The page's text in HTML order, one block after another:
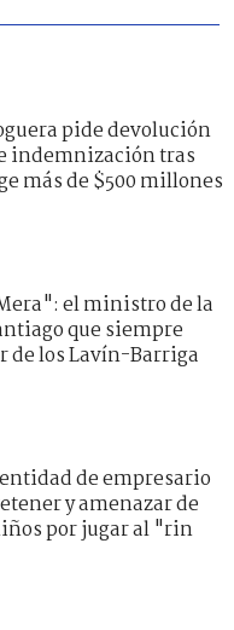
pide devolución
indemnización tras
más de $500 millones
el ministro de la
que siempre
de los Lavín-Barriga
de empresario
y amenazar de
por jugar al "rin